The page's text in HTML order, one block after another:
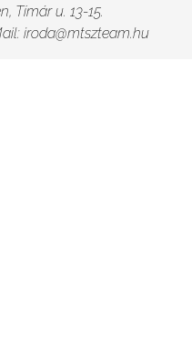
Tímár u. 13-15.
iroda@mtszteam.hu